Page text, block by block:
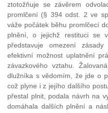
ztotožňuje se závěrem
promlčení (§ 394 odst. 2 ve
váže počátek běhu promlčecí
plnění, o jejichž restituci se
představuje omezení
efektivní možnost uplatnění
závazkového vztahu.
dlužníka s vědomím, že jde o
což plyne i z jejího dalšího
přestal plnit, podala návrh na
domáhala dalších plnění a